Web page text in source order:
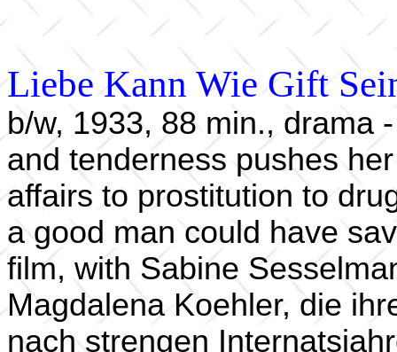
Liebe Kann Wie Gift
b/w, 1933, 88 min., drama
and tenderness pushes
affairs to prostitution to
a good man could have
film, with Sabine
Magdalena Koehler, die
nach strengen